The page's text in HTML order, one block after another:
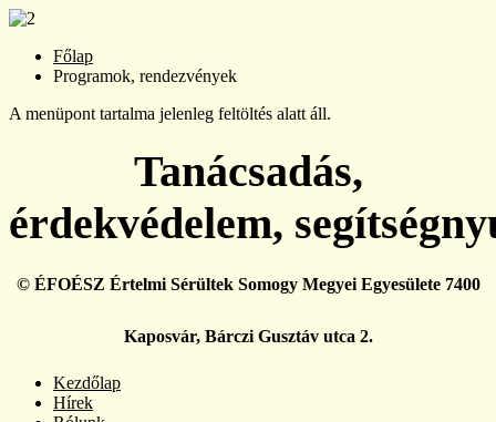
Főlap
Programok, rendezvények
A menüpont tartalma jelenleg feltöltés alatt áll.
Tanácsadás,
érdekvédelem,
© ÉFOÉSZ Értelmi Sérültek Somogy Megyei Egyesülete 7400
Kaposvár, Bárczi Gusztáv utca 2.
Kezdőlap
Hírek